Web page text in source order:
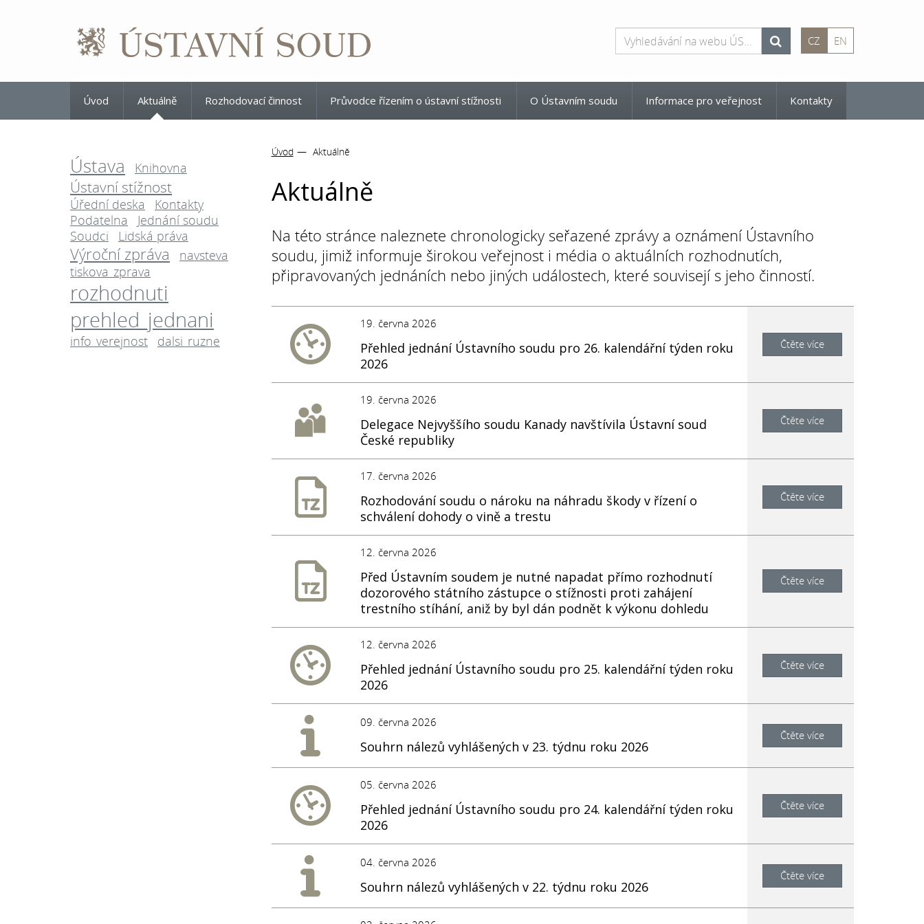
CZ EN
Úvod Aktuálně Rozhodovací činnost Průvodce řízením o ústavní stížnosti O Ústavním soudu Informace pro veřejnost Kontakty
Úvod Aktuálně
Aktuálně
Na této stránce naleznete chronologicky seřazené zprávy a oznámení Ústavního
soudu, jimiž informuje širokou veřejnost i média o aktuálních rozhodnutích,
připravovaných jednáních nebo jiných událostech, které souvisejí s jeho činností.
19. června 2026
Přehled jednání Ústavního soudu pro 26. kalendářní týden roku
2026
Čtěte více
19. června 2026
Delegace Nejvyššího soudu Kanady navštívila Ústavní soud
České republiky
Čtěte více
17. června 2026
Rozhodování soudu o nároku na náhradu škody v řízení o
schválení dohody o vině a trestu
Čtěte více
12. června 2026
Před Ústavním soudem je nutné napadat přímo rozhodnutí
dozorového státního zástupce o stížnosti proti zahájení
trestního stíhání, aniž by byl dán podnět k výkonu dohledu
Čtěte více
12. června 2026
Přehled jednání Ústavního soudu pro 25. kalendářní týden roku
2026
Čtěte více
09. června 2026
Souhrn nálezů vyhlášených v 23. týdnu roku 2026
Čtěte více
05. června 2026
Přehled jednání Ústavního soudu pro 24. kalendářní týden roku
2026
Čtěte více
04. června 2026
Souhrn nálezů vyhlášených v 22. týdnu roku 2026
Čtěte více
Ústava Knihovna
Ústavní stížnost
Úřední deska
Kontakty
Podatelna
Jednání soudu
Soudci
Lidská práva
Výroční zpráva navsteva
tiskova_zprava
rozhodnuti
prehled_jednani
info_verejnost dalsi_ruzne